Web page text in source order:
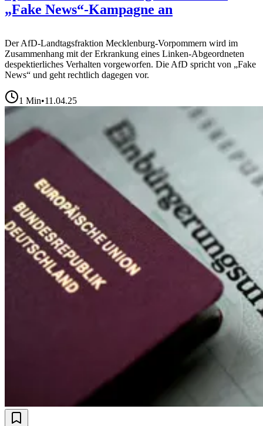
„Fake News“-Kampagne an
Der AfD-Landtagsfraktion Mecklenburg-Vorpommern wird im
Zusammenhang mit der Erkrankung eines Linken-Abgeordneten
despektierliches Verhalten vorgeworfen. Die AfD spricht von „Fake
News“ und geht rechtlich dagegen vor.
1 Min•11.04.25